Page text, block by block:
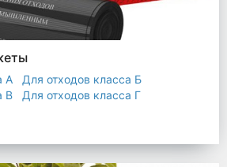
А
Для отходов класса Б
В
Для отходов класса Г
для утилизатора